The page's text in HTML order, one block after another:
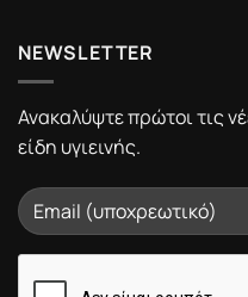
NEWSLETTER
Ανακαλύψτε πρώτοι τις
είδη υγιεινής.